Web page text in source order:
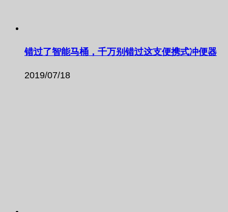
错过了智能马桶，千万别错过这支便携式冲便器
2019/07/18